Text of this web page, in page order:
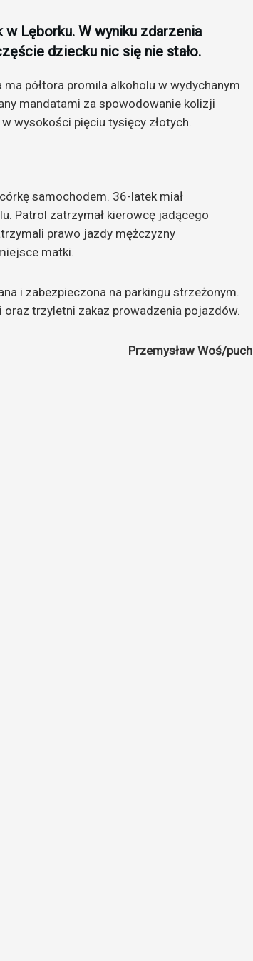
Lęborku. W wyniku zdarzenia
dziecku nic się nie stało.
półtora promila alkoholu w wydychanym
mandatami za spowodowanie kolizji
wysokości pięciu tysięcy złotych.
samochodem. 36-latek miał
Patrol zatrzymał kierowcę jadącego
prawo jazdy mężczyzny
matki.
i zabezpieczona na parkingu strzeżonym.
trzyletni zakaz prowadzenia pojazdów.
Przemysław Woś/puch